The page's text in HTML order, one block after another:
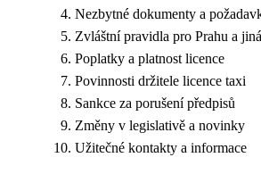
Nezbytné dokumenty a
Zvláštní pravidla pro Prahu a
Poplatky a platnost licence
Povinnosti držitele licence taxi
Sankce za porušení předpisů
Změny v legislativě a novinky
Užitečné kontakty a informace